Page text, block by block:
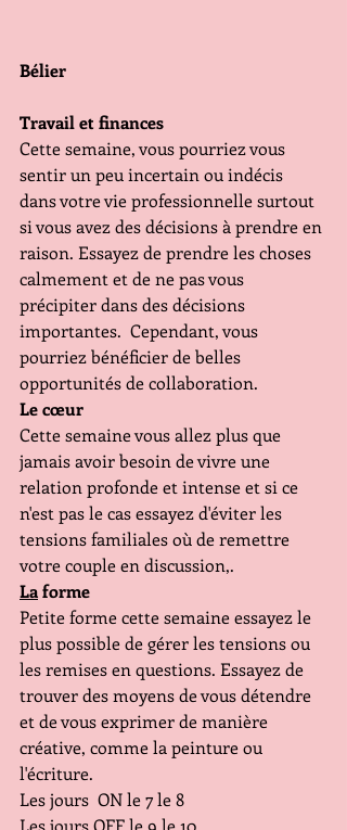
Bélier
Travail et finances
Cette semaine, vous pourriez vous
sentir un peu incertain ou indécis
dans votre vie professionnelle surtout
si vous avez des décisions à prendre en
raison. Essayez de prendre les choses
calmement et de ne pas vous
précipiter dans des décisions
importantes.  Cependant, vous
pourriez bénéficier de belles
opportunités de collaboration.
Le cœur
Cette semaine vous allez plus que
jamais avoir besoin de vivre une
relation profonde et intense et si ce
n'est pas le cas essayez d'éviter les
tensions familiales où de remettre
votre couple en discussion,.
La forme
Petite forme cette semaine essayez le
plus possible de gérer les tensions ou
les remises en questions. Essayez de
trouver des moyens de vous détendre
et de vous exprimer de manière
créative, comme la peinture ou
l'écriture.
Les jours  ON le 7 le 8
Les jours OFF le 9 le 10